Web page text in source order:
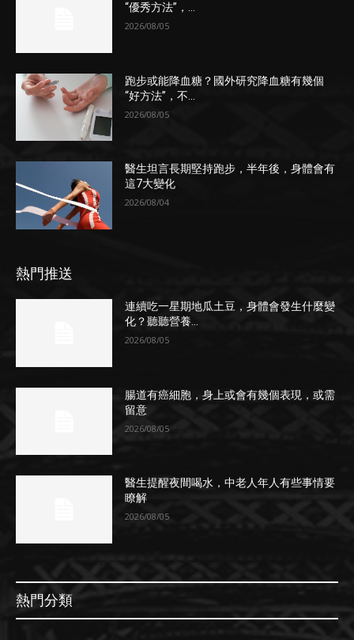
“優秀方法”，...
2026/08/05
跑步或能降血糖？國外研究降血糖有幾個
“好方法”，不...
2026/08/05
醫生坦言長期堅持跑步，半年後，身體會有
這7大變化
2026/08/04
熱門推送
連續吃一星期地瓜土豆，身體會發生什麼變
化？聽聽營養...
2026/08/05
腸道有癌細胞，身上或會有幾個表現，或需
留意
2026/08/05
醫生提醒夜間喝水，中老人年人有些事情要
瞭解
2026/08/05
熱門分類